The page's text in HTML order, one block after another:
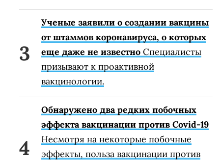
Ученые заявили о создании вакцины
от штаммов коронавируса, о которых
еще даже не известно Специалисты
призывают к проактивной
вакцинологии.
Обнаружено два редких побочных
эффекта вакцинации против Covid-19
Несмотря на некоторые побочные
эффекты, польза вакцинации против